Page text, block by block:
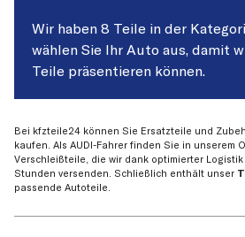
Wir haben 8 Teile in der
wählen Sie Ihr Auto aus, damit
Teile präsentieren können.
Bei kfzteile24 können Sie Ersatzteile und
kaufen. Als AUDI-Fahrer finden Sie in unserem
Verschleißteile, die wir dank optimierter
Stunden versenden. Schließlich enthält unser
passende Autoteile.